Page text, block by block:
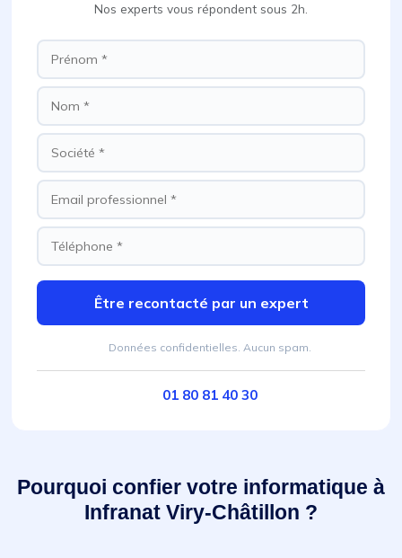
Nos experts vous répondent sous 2h.
Être recontacté par un expert
Données confidentielles. Aucun spam.
01 80 81 40 30
Pourquoi confier votre informatique à
Infranat Viry-Châtillon ?